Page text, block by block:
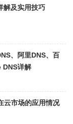
解及实用技巧
、阿里DNS、百
DNS详解
云市场的应用情况